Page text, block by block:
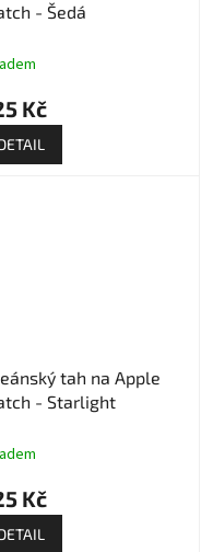
- Šedá
Kč
tah na Apple
- Starlight
Kč